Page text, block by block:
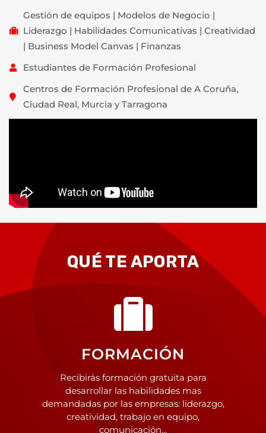
Gestión de equipos | Modelos de Negocio |
Liderazgo | Habilidades Comunicativas | Creatividad
| Business Model Canvas | Finanzas
Estudiantes de Formación Profesional
Centros de Formación Profesional de A Coruña,
Ciudad Real, Murcia y Tarragona
QUÉ TE APORTA
FORMACIÓN
Recibirás formación gratuita para
desarrollar las habilidades mas
demandadas por las empresas: liderazgo,
creatividad, trabajo en equipo,
comunicación...